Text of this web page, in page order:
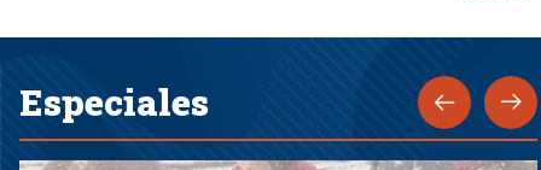
Especiales